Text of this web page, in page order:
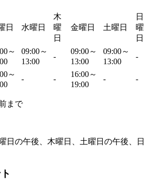
日 水曜日
木
曜
日
金曜日 土曜日
日
曜
日
～
09:00～
13:00
-
09:00～
13:00
09:00～
13:00
-
～
- -
16:00～
19:00
- -
まで
日の午後、木曜日、土曜日の午後、日